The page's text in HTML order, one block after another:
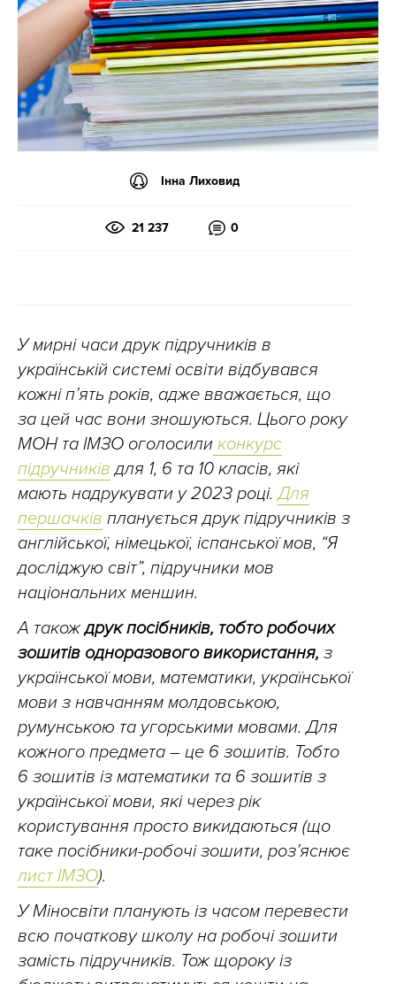
Інна Лиховид
21 237 0
У мирні часи друк підручників в
українській системі освіти відбувався
кожні п’ять років, адже вважається, що
за цей час вони зношуються. Цього року
МОН та ІМЗО оголосили конкурс
підручників для 1, 6 та 10 класів, які
мають надрукувати у 2023 році.Для
першачків планується друк підручників з
англійської, німецької, іспанської мов, “Я
досліджую світ”, підручники мов
національних меншин.
А такождрук посібників, тобто робочих
зошитів одноразового використання, з
української мови, математики, української
мови з навчанням молдовською,
румунською та угорськими мовами. Для
кожного предмета – це 6 зошитів. Тобто
6 зошитів із математики та 6 зошитів з
української мови, які через рік
користування просто викидаються (що
таке посібники-робочі зошити, роз’яснює
лист ІМЗО).
У Міносвіти планують із часом перевести
всю початкову школу на робочі зошити
замість підручників. Тож щороку із